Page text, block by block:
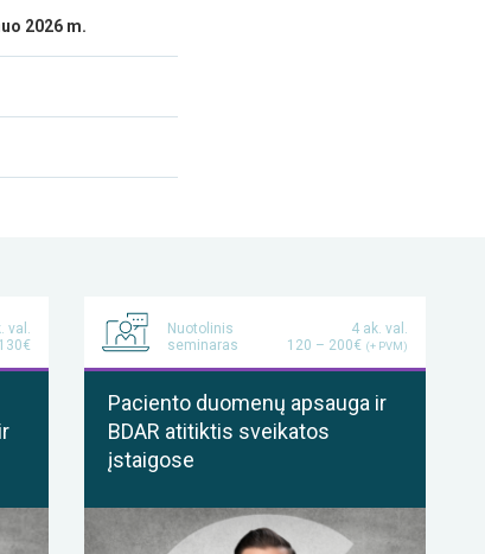
2026 m.
val.
130€
Nuotolinis
seminaras
4 ak. val.
120 – 200€ (+ PVM)
Paciento duomenų apsauga ir
BDAR atitiktis sveikatos
įstaigose